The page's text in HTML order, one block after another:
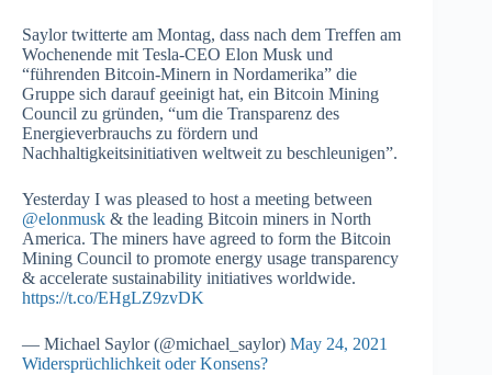
Saylor twitterte am Montag, dass nach dem Treffen am
Wochenende mit Tesla-CEO Elon Musk und
“führenden Bitcoin-Minern in Nordamerika” die
Gruppe sich darauf geeinigt hat, ein Bitcoin Mining
Council zu gründen, “um die Transparenz des
Energieverbrauchs zu fördern und
Nachhaltigkeitsinitiativen weltweit zu beschleunigen”.
Yesterday I was pleased to host a meeting between
@elonmusk & the leading Bitcoin miners in North
America. The miners have agreed to form the Bitcoin
Mining Council to promote energy usage transparency
& accelerate sustainability initiatives worldwide.
https://t.co/EHgLZ9zvDK
— Michael Saylor (@michael_saylor) May 24, 2021
Widersprüchlichkeit oder Konsens?